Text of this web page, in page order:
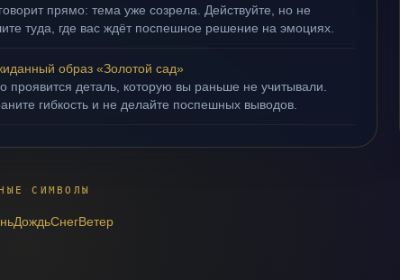
прямо: тема уже созрела. Действуйте, но не
туда, где вас ждёт поспешное решение на эмоциях.
образ «Золотой сад»
проявится деталь, которую вы раньше не учитывали.
гибкость и не делайте поспешных выводов.
СИМВОЛЫ
ДождьСнегВетер